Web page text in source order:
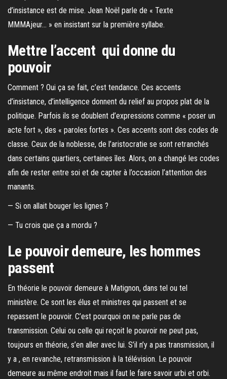
d’insistance est de mise. Jean Noël parle de « Texte
MMMAjeur… » en insistant sur la première syllabe.
Mettre l’accent qui donne du
pouvoir
Comment ? Oui ça se fait, c’est tendance. Ces accents
d’insistance, d’intelligence donnent du relief au propos plat de la
politique. Parfois ils se doublent d’expressions comme « poser un
acte fort », des « paroles fortes ». Ces accents sont des codes de
classe. Ceux de la noblesse, de l’aristocratie se sont retranchés
dans certains quartiers, certaines îles. Alors, on a changé les codes
afin de rester entre soi et de capter à l’occasion l’attention des
manants.
— Si on allait bouger les lignes ?
— Tu crois que ça a mordu ?
Le pouvoir demeure, les hommes
passent
En théorie le pouvoir demeure à Matignon, dans tel ou tel
ministère. Ce sont les élus et ministres qui passent et se
repassent le pouvoir. C’est pourquoi on ne parle pas de
transmission. Celui ou celle qui reçoit le pouvoir ne peut pas,
toujours en théorie, s’en aller avec lui. S’il n’y a pas transmission, il
y a , en revanche, retransmission à la télévision. Le pouvoir
demeure au même endroit mais il faut le faire savoir urbi et orbi.